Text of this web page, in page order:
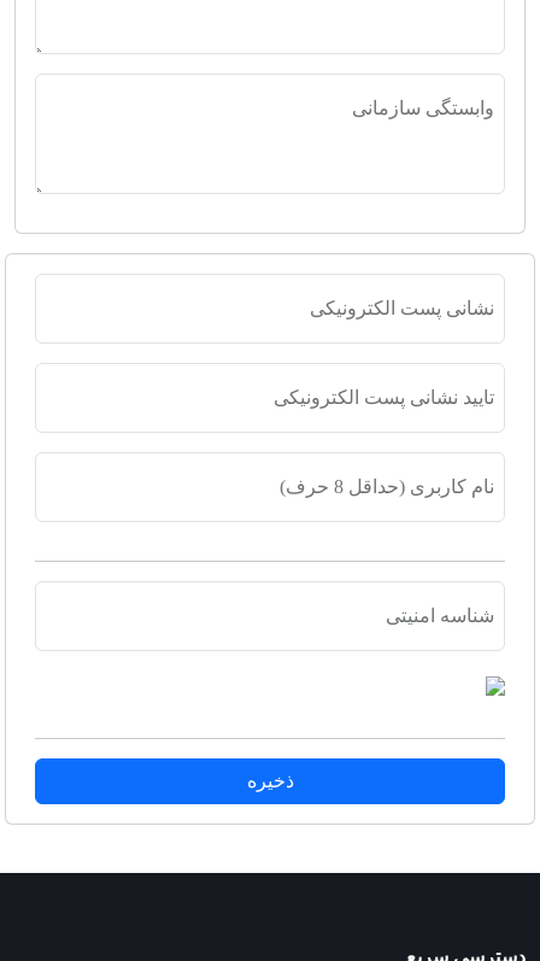
وابستگی سازمانی
نشانی پست الکترونیکی
تایید نشانی پست الکترونیکی
نام کاربری (حداقل 8 حرف)
شناسه امنیتی
ذخیره
دسترسی سریع